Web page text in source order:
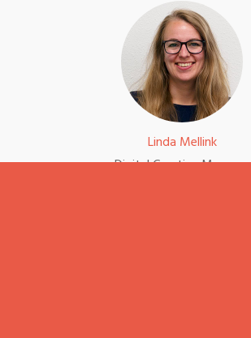
Linda Mellink
Digital Creative Manager